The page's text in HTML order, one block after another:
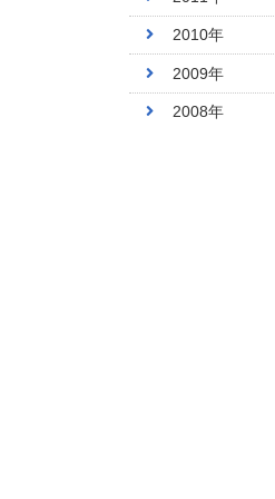
2010年
2009年
2008年